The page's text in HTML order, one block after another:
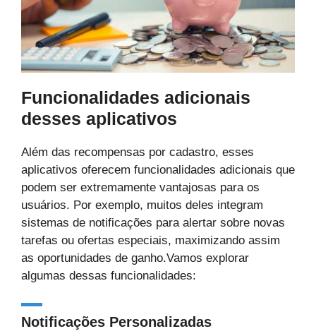
Funcionalidades adicionais
desses aplicativos
Além das recompensas por cadastro, esses
aplicativos oferecem funcionalidades adicionais que
podem ser extremamente vantajosas para os
usuários. Por exemplo, muitos deles integram
sistemas de notificações para alertar sobre novas
tarefas ou ofertas especiais, maximizando assim
as oportunidades de ganho.Vamos explorar
algumas dessas funcionalidades:
Notificações Personalizadas